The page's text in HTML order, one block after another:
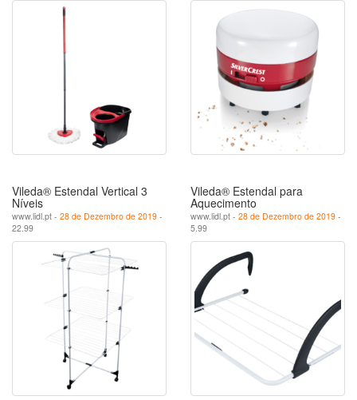
Vileda® Estendal Vertical 3
Níveis
www.lidl.pt - 28 de Dezembro de 2019 -
22.99
Vileda® Estendal para
Aquecimento
www.lidl.pt - 28 de Dezembro de 2019 -
5.99